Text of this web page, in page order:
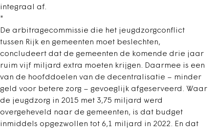
integraal af.
"
De arbitragecommissie die het jeugdzorgconflict
tussen Rijk en gemeenten moet beslechten,
concludeert dat de gemeenten de komende drie jaar
ruim vijf miljard extra moeten krijgen. Daarmee is een
van de hoofddoelen van de decentralisatie – minder
geld voor betere zorg – gevoeglijk afgeserveerd. Waar
de jeugdzorg in 2015 met 3,75 miljard werd
overgeheveld naar de gemeenten, is dat budget
inmiddels opgezwollen tot 6,1 miljard in 2022. En dat